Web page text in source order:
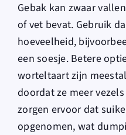
Gebak kan zwaar
of vet bevat. Gebruik
hoeveelheid,
een soesje. Betere
worteltaart zijn
doordat ze meer
zorgen ervoor dat
opgenomen, wat